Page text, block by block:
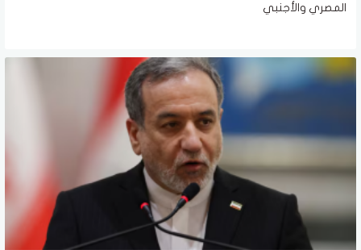
المصري والأجنبي